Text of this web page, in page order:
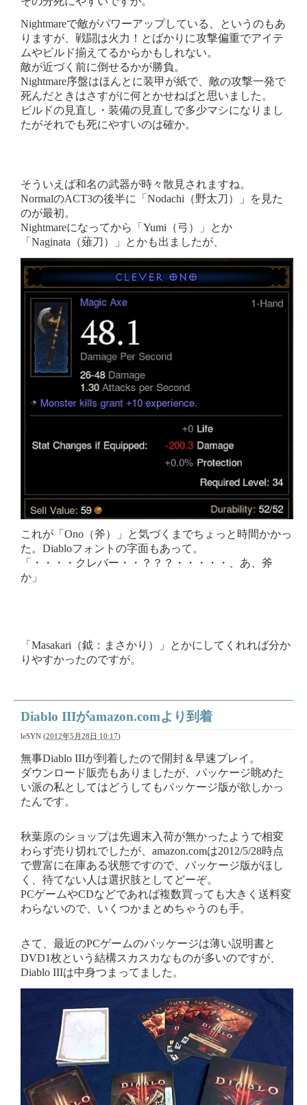
Nightmareで敵がパワーアップしている、というのもあ
りますが、戦闘は火力！とばかりに攻撃偏重でアイテ
ムやビルド揃えてるからかもしれない。
敵が近づく前に倒せるかが勝負。
Nightmare序盤はほんとに装甲が紙で、敵の攻撃一発で
死んだときはさすがに何とかせねばと思いました。
ビルドの見直し・装備の見直しで多少マシになりまし
たがそれでも死にやすいのは確か。
そういえば和名の武器が時々散見されますね。
NormalのACT3の後半に「Nodachi（野太刀）」を見た
のが最初。
Nightmareになってから「Yumi（弓）」とか
「Naginata（薙刀）」とかも出ましたが、
これが「Ono（斧）」と気づくまでちょっと時間かかっ
た。Diabloフォントの字面もあって。
「・・・・クレバー・・？？？・・・・・、あ、斧
か」
「Masakari（鉞：まさかり）」とかにしてくれれば分か
りやすかったのですが。
Diablo IIIがamazon.comより到着
leSYN (2012年5月28日 10:17)
無事Diablo IIIが到着したので開封＆早速プレイ。
ダウンロード販売もありましたが、パッケージ眺めた
い派の私としてはどうしてもパッケージ版が欲しかっ
たんです。
秋葉原のショップは先週末入荷が無かったようで相変
わらず売り切れでしたが、amazon.comは2012/5/28時点
で豊富に在庫ある状態ですので、パッケージ版がほし
く、待てない人は選択肢としてどーぞ。
PCゲームやCDなどであれば複数買っても大きく送料変
わらないので、いくつかまとめちゃうのも手。
さて、最近のPCゲームのパッケージは薄い説明書と
DVD1枚という結構スカスカなものが多いのですが、
Diablo IIIは中身つまってました。